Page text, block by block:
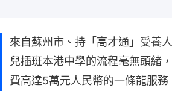
來自蘇州市、持「高才通」受養
兒插班本港中學的流程毫無頭緒
費高達5萬元人民幣的一條龍服